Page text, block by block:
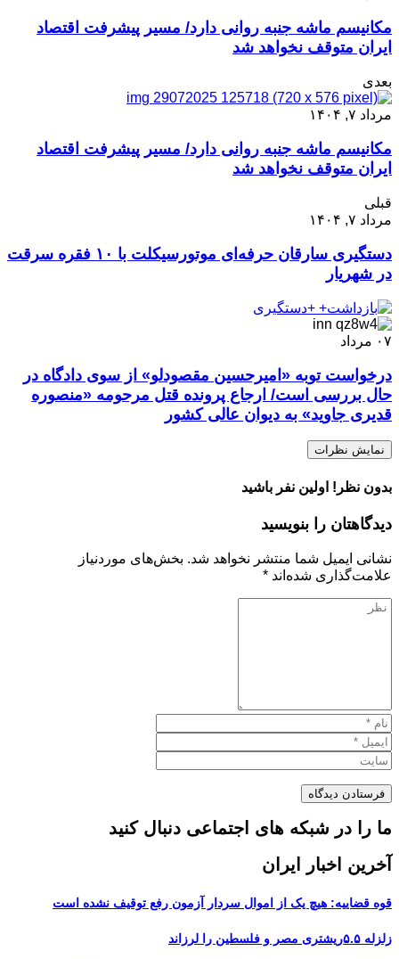
مکانیسم ماشه جنبه روانی دارد/ مسیر پیشرفت اقتصاد
ایران متوقف نخواهد شد
بعدی
مرداد ۷, ۱۴۰۴
مکانیسم ماشه جنبه روانی دارد/ مسیر پیشرفت اقتصاد
ایران متوقف نخواهد شد
قبلی
مرداد ۷, ۱۴۰۴
دستگیری سارقان حرفه‌ای موتورسیکلت با ۱۰ فقره سرقت
در شهریار
۰۷ مرداد
درخواست توبه «امیرحسین مقصودلو» از سوی دادگاه در
حال بررسی است/ ارجاع پرونده قتل مرحومه «منصوره
قدیری جاوید» به دیوان عالی کشور
نمایش نظرات
بدون نظر! اولین نفر باشید
دیدگاهتان را بنویسید
نشانی ایمیل شما منتشر نخواهد شد. بخش‌های موردنیاز
علامت‌گذاری شده‌اند *
ما را در شبکه های اجتماعی دنبال کنید
آخرین اخبار ایران
قوه قضاییه: هیچ یک از اموال سردار آزمون رفع توقیف نشده است
زلزله ۵.۵ریشتری مصر و فلسطین را لرزاند